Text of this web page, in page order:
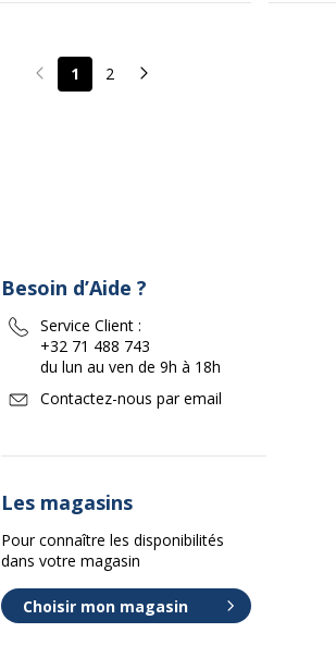
Page précédente
1 2 Page suivante
Besoin d’Aide ?
Service Client :
+32 71 488 743
du lun au ven de 9h à 18h
Contactez-nous par email
Les magasins
Pour connaître les disponibilités
dans votre magasin
Choisir mon magasin